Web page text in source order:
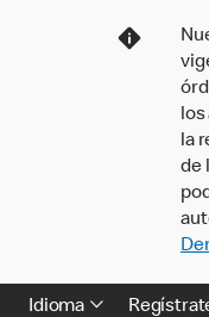
los
la
de
Idioma